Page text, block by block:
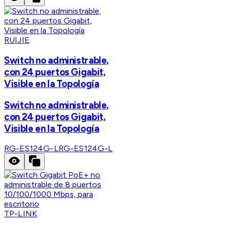
RUIJIE
Switch no administrable,
con 24 puertos Gigabit,
Visible en la Topología
Switch no administrable,
con 24 puertos Gigabit,
Visible en la Topología
RG-ES124G-LRG-ES124G-L
TP-LINK